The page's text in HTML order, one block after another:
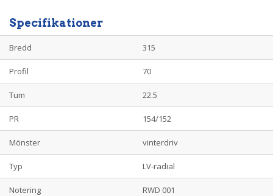
Specifikationer
Bredd 315
Profil 70
Tum 22.5
PR 154/152
Mönster vinterdriv
Typ LV-radial
Notering RWD 001